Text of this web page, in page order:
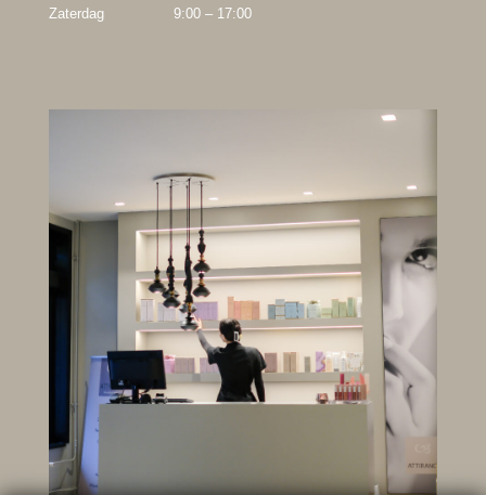
Zaterdag 9:00 – 17:00